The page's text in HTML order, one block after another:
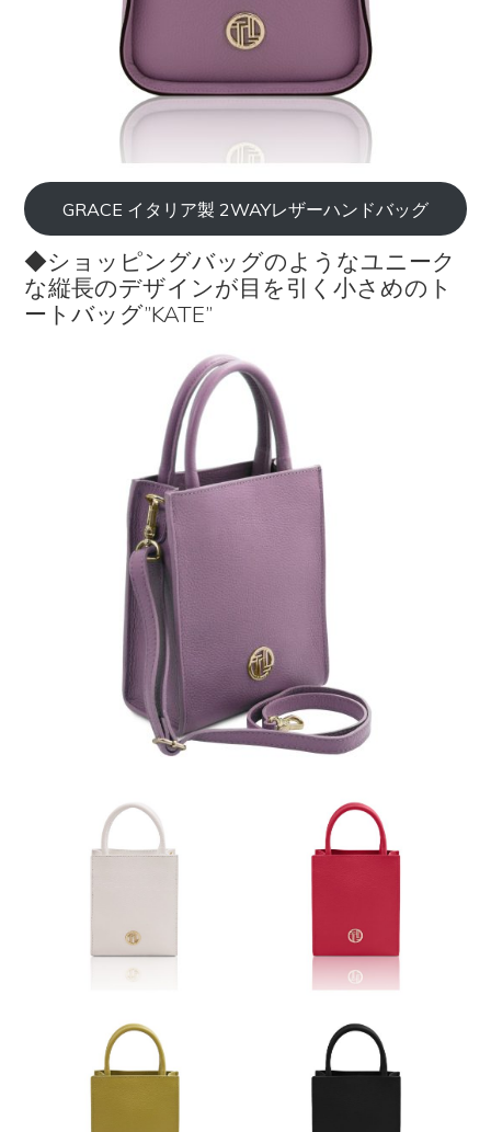
GRACE イタリア製 2WAYレザーハンドバッグ
◆ショッピングバッグのようなユニーク
な縦長のデザインが目を引く小さめのト
ートバッグ”KATE”